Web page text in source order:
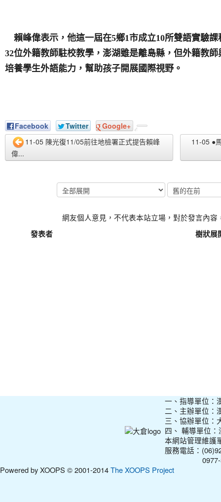
賴峰偉表示，他這一屆在5鄉1市成立10所雙語實驗
32位外籍教師駐校教學，澎湖雖是離島縣，但外籍教
培養學生外語能力，幫助孩子開展國際視野。
Facebook Twitter
Google+
11-05 陳光復11/05前往地檢署正式提告賴峰
偉...
11-05 ●
網友個人意見，不代表本站立場，對於發言內容
發表者
樹狀展
一、指導單位：
二、主辦單位：
三、協辦單位：
四、 輔導單位
本網站管理維護
服務電話：
0977-
Powered by XOOPS © 2001-2014The XOOPS Project